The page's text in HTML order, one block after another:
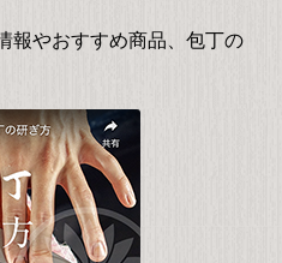
報やおすすめ商品、包丁の